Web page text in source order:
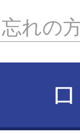
れの